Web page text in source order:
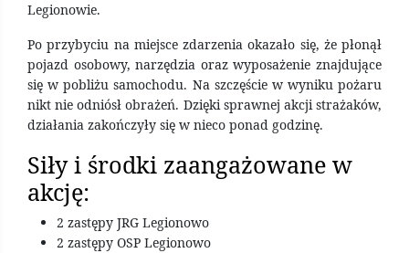
Legionowie.
Po przybyciu na miejsce zdarzenia okazało się, że płonął
pojazd osobowy, narzędzia oraz wyposażenie znajdujące
się w pobliżu samochodu. Na szczęście w wyniku pożaru
nikt nie odniósł obrażeń. Dzięki sprawnej akcji strażaków,
działania zakończyły się w nieco ponad godzinę.
Siły i środki zaangażowane w
akcję:
2 zastępy JRG Legionowo
2 zastępy OSP Legionowo